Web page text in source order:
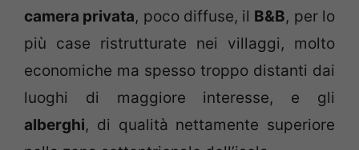
camera privata, poco diffuse, il B&B, per lo
più case ristrutturate nei villaggi, molto
economiche ma spesso troppo distanti dai
luoghi di maggiore interesse, e gli
alberghi, di qualità nettamente superiore